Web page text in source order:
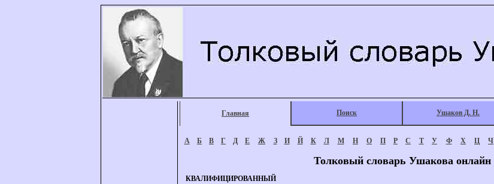
Главная Поиск Ушаков Д. Н.
А Б В Г Д Е Ж З И Й К Л М Н О П Р С Т У Ф Х Ц Ч
Толковый словарь Ушакова онлайн
КВАЛИФИЦИРОВАННЫЙ